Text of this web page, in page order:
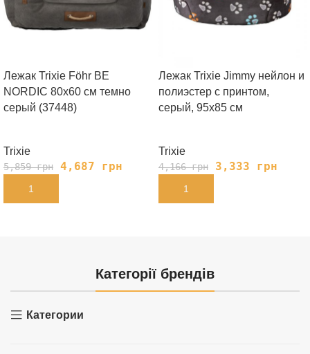
Лежак Trixie Föhr BE
NORDIC 80х60 cм темно
серый (37448)
Trixie
5,859грн 4,687 грн
В КОРЗИНУ
Лежак Trixie Jimmy нейлон и
полиэстер с принтом,
серый, 95х85 см
Trixie
4,166грн 3,333 грн
В КОРЗИНУ
Категорії брендів
Категории